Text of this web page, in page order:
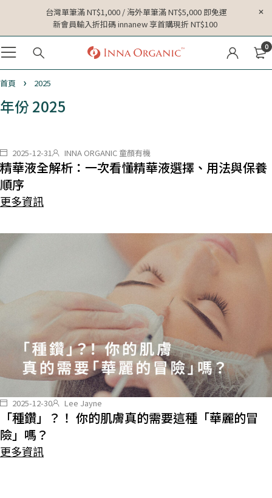
台灣單筆滿 NT$1,000 / 海外單筆滿 NT$5,000 即免運
新會員輸入折扣碼 innanew 享首購現折 NT$100
0
首頁 2025
年份 2025
2025-12-31 INNA ORGANIC 童顏有機
精華液全解析：一次看懂精華液選擇、用法與保養
順序
更多資訊
2025-12-30 Lee Jayne
「種鑽」？！ 你的肌膚真的需要這種「華麗的冒
險」嗎？
更多資訊